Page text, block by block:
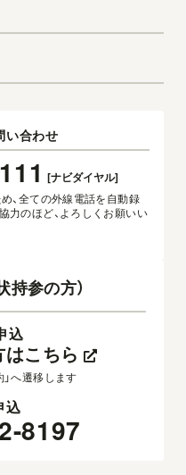
い合わせ
[ナビダイヤル]
、全ての外線電話を自動録
力のほど、よろしくお願いい
持参の方）
込
こちら
」へ遷移します
込
8197